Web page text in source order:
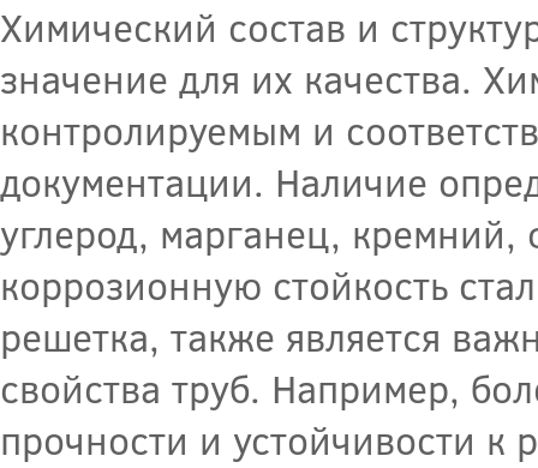
Химический состав и
значение для их качества.
контролируемым и
документации. Наличие
углерод, марганец, кремний,
коррозионную стойкость
решетка, также является
свойства труб. Например,
прочности и устойчивости к